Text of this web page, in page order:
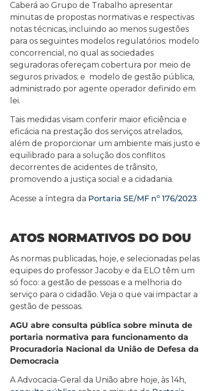
Caberá ao Grupo de Trabalho apresentar
minutas de propostas normativas e respectivas
notas técnicas, incluindo ao menos sugestões
para os seguintes modelos regulatórios: modelo
concorrencial, no qual as sociedades
seguradoras ofereçam cobertura por meio de
seguros privados; e modelo de gestão pública,
administrado por agente operador definido em
lei.
Tais medidas visam conferir maior eficiência e
eficácia na prestação dos serviços atrelados,
além de proporcionar um ambiente mais justo e
equilibrado para a solução dos conflitos
decorrentes de acidentes de trânsito,
promovendo a justiça social e a cidadania.
Acesse a íntegra da Portaria SE/MF nº 176/2023
ATOS NORMATIVOS DO DOU
As normas publicadas, hoje, e selecionadas pelas
equipes do professor Jacoby e da ELO têm um
só foco: a gestão de pessoas e a melhoria do
serviço para o cidadão. Veja o que vai impactar a
gestão de pessoas.
AGU abre consulta pública sobre minuta de
portaria normativa para funcionamento da
Procuradoria Nacional da União de Defesa da
Democracia
A Advocacia-Geral da União abre hoje, às 14h,